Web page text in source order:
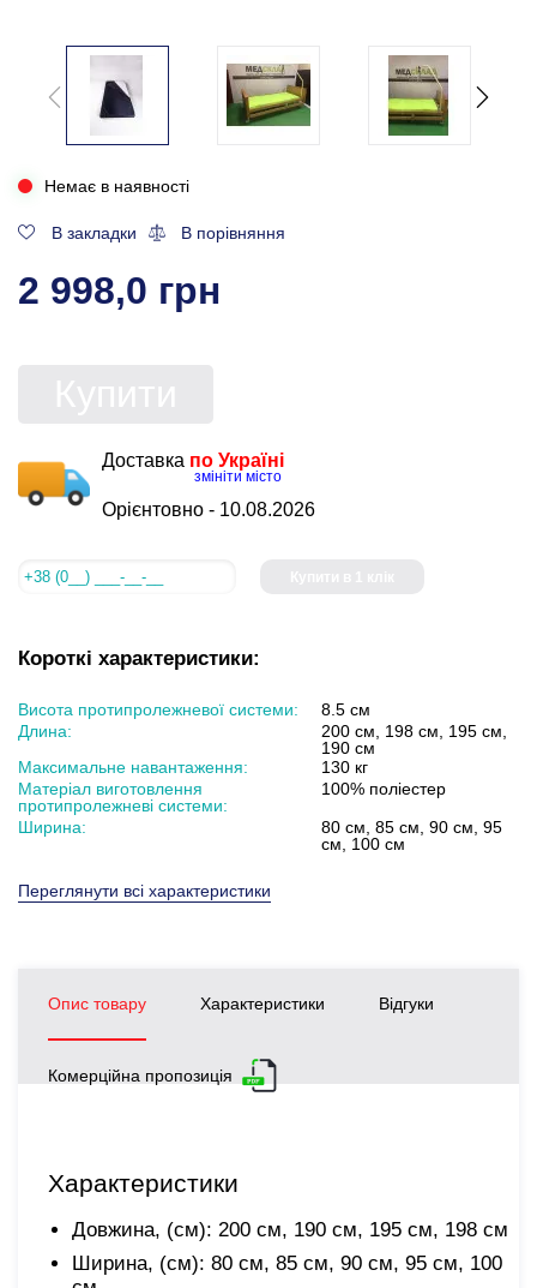
Немає в наявності
В закладки В порівняння
2 998,0 грн
Доставка по Україні
змініти місто
Орієнтовно - 10.08.2026
Короткі характеристики:
Висота протипролежневої системи:
8.5 см
Длина:
200 см, 198 см, 195 см,
190 см
Максимальне навантаження:
130 кг
Матеріал виготовлення
протипролежневі системи:
100% поліестер
Ширина:
80 см, 85 см, 90 см, 95
см, 100 см
Переглянути всі характеристики
Опис товару Характеристики Відгуки
Комерційна пропозиція
Характеристики
Довжина, (см): 200 см, 190 см, 195 см, 198 см
Ширина, (см): 80 см, 85 см, 90 см, 95 см, 100